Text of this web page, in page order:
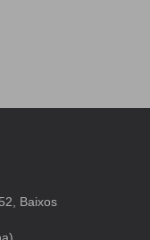
Baixos